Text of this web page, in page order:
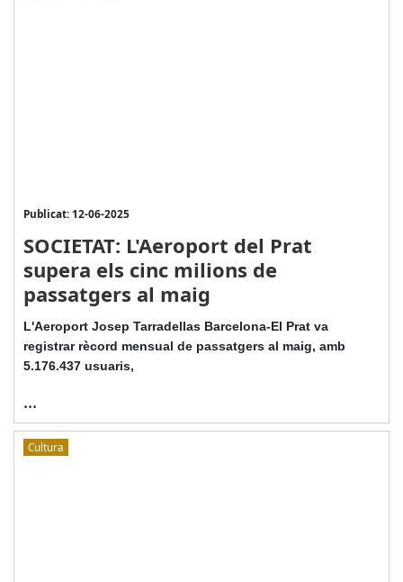
Publicat: 12-06-2025
SOCIETAT: L'Aeroport del Prat
supera els cinc milions de
passatgers al maig
L'Aeroport Josep Tarradellas Barcelona-El Prat va
registrar rècord mensual de passatgers al maig, amb
5.176.437 usuaris,
...
Cultura